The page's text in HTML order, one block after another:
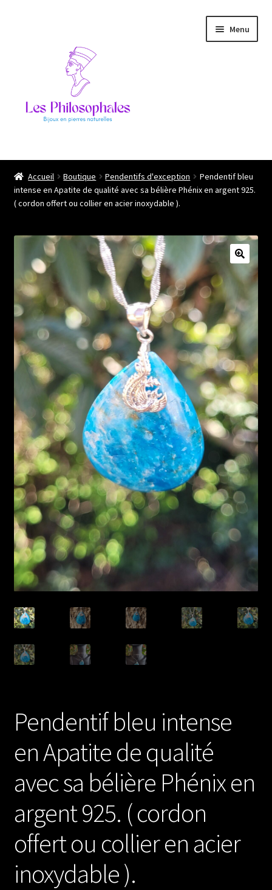
Menu
Les philosophales
le
menu
L’atelier
Ils me font confiance !
Accueil Boutique Pendentifs d'exception
Pendentif bleu
intense en Apatite de qualité avec sa bélière Phénix en argent 925.
( cordon offert ou collier en acier inoxydable ).
Pendentif bleu intense
en Apatite de qualité
avec sa bélière Phénix en
argent 925. ( cordon
offert ou collier en acier
inoxydable ).